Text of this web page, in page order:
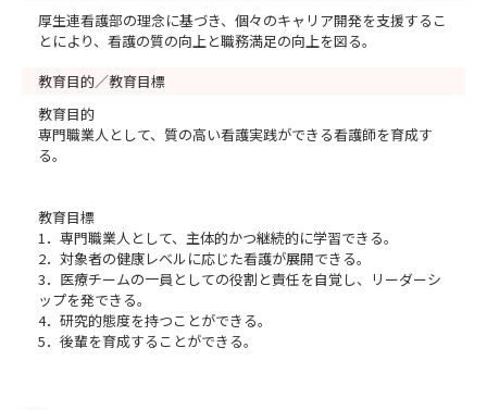
厚生連看護部の理念に基づき、個々のキャリア開発を支援するこ
とにより、看護の質の向上と職務満足の向上を図る。
教育目的／教育目標
教育目的
専門職業人として、質の高い看護実践ができる看護師を育成す
る。
教育目標
1．専門職業人として、主体的かつ継続的に学習できる。
2．対象者の健康レベルに応じた看護が展開できる。
3．医療チームの一員としての役割と責任を自覚し、リーダーシ
ップを発できる。
4．研究的態度を持つことができる。
5．後輩を育成することができる。